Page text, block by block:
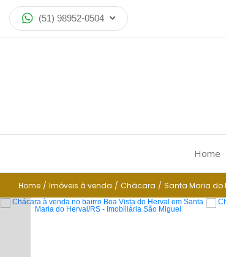
(51) 98952-0504
Home
Home / Imóveis à venda / Chácara / Santa Maria do